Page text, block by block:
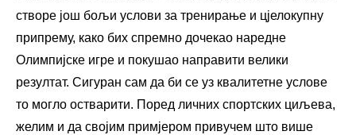
створе још бољи услови за тренирање и цјелокупну
припрему, како бих спремно дочекао наредне
Олимпијске игре и покушао направити велики
резултат. Сигуран сам да би се уз квалитетне услове
то могло остварити. Поред личних спортских циљева,
желим и да својим примјером привучем што више